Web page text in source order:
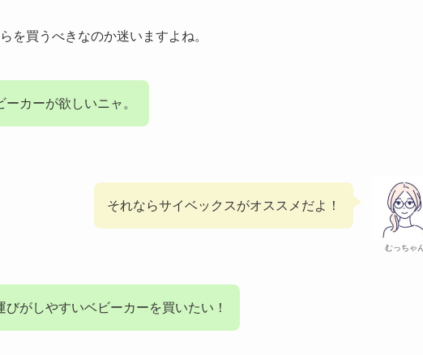
を買うべきなのか迷いますよね。
カーが欲しいニャ。
むっちゃん
それならサイベックスがオススメだよ！
がしやすいベビーカーを買いたい！